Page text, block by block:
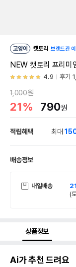
고양이 캣토리 브랜드관
NEW 캣토리 프리미
4.9 후기
1,000원
21% 790원
적립혜택 최대
배송정보
내일배송
(
상품정보
Ai가 추천 드려요